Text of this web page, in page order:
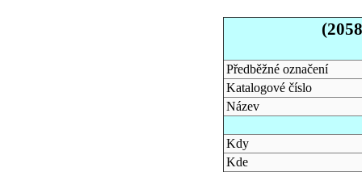
Předběžné označení
Katalogové číslo
Název
Kdy
Kde